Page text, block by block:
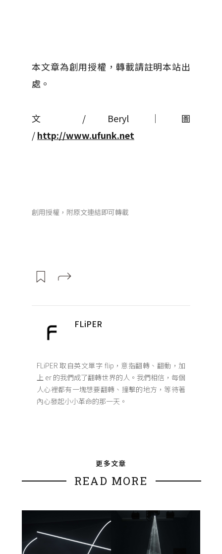
本文章為創用授權，轉載請註明本站出
處。
文 / Beryl │ 圖
/http://www.ufunk.net
創用授權，附原文連結即可轉載
FLiPER
FLiPER 取自英文單字 flip，意指翻轉、翻動，加
上 er 的我們成了翻轉世界的人。我們相信，每個
人心裡都有一塊想要翻轉、撞擊的地方，等待著
內心發起小小革命的那一天。
更多文章
READ MORE